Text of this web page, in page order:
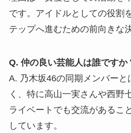
です。アイドルとしての役割
テップへ進むための前向きな
Q. 仲の良い芸能人は誰ですか
A. 乃木坂46の同期メンバーと
く、特に高山一実さんや西野
ライベートでも交流があるこ
しています。